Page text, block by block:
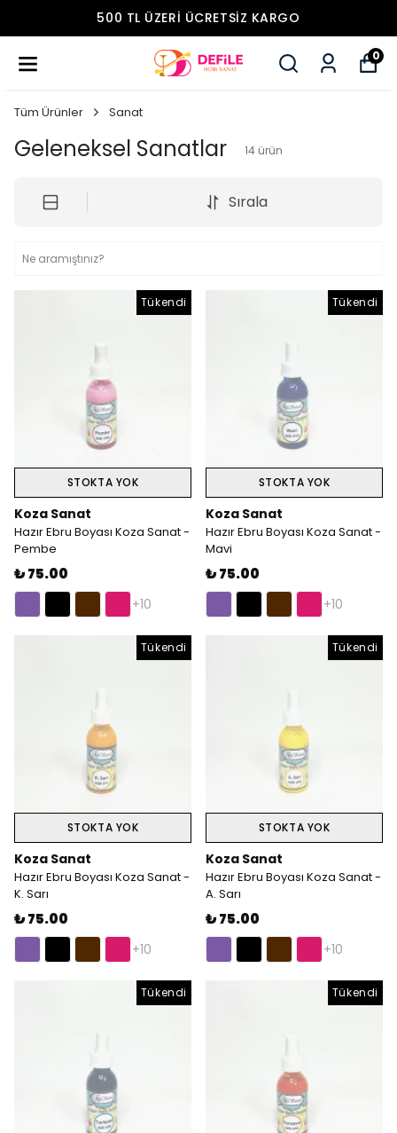
ONLINE AÇILIŞA ÖZEL İNDIRIMLER!
0
Tüm Ürünler Sanat
Geleneksel Sanatlar 14 ürün
Sırala
Tükendi
STOKTA YOK
Koza Sanat
Hazır Ebru Boyası Koza Sanat -
Pembe
₺ 75.00
+10
Tükendi
STOKTA YOK
Koza Sanat
Hazır Ebru Boyası Koza Sanat -
Mavi
₺ 75.00
+10
Tükendi
STOKTA YOK
Koza Sanat
Hazır Ebru Boyası Koza Sanat -
K. Sarı
₺ 75.00
+10
Tükendi
STOKTA YOK
Koza Sanat
Hazır Ebru Boyası Koza Sanat -
A. Sarı
₺ 75.00
+10
Tükendi Tükendi